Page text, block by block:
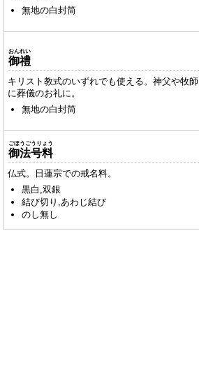
無地の白封筒
御禮
おんれい
キリスト教式のいずれでも使える。神父や牧師
に葬儀のお礼に。
無地の白封筒
御法号料
ごほうごうりょう
仏式。日蓮宗での戒名料。
黒白,双銀
結び切り,あわじ結び
のし無し